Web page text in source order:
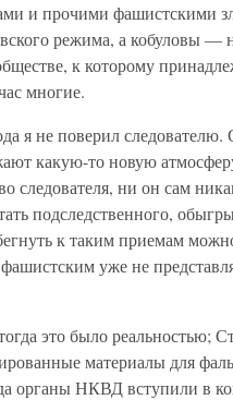
и прочими фашистскими
режима, а кобуловы
к которому
многие.
я не поверил следователю.
какую-то новую
следователя, ни он сам
подследственного,
к таким приемам
фашистским уже не
это было реальностью;
материалы для
органы НКВД вступили в